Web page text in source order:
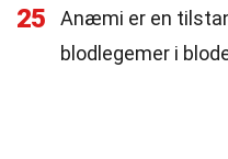
25
Anæmi er en
blodlegemer i